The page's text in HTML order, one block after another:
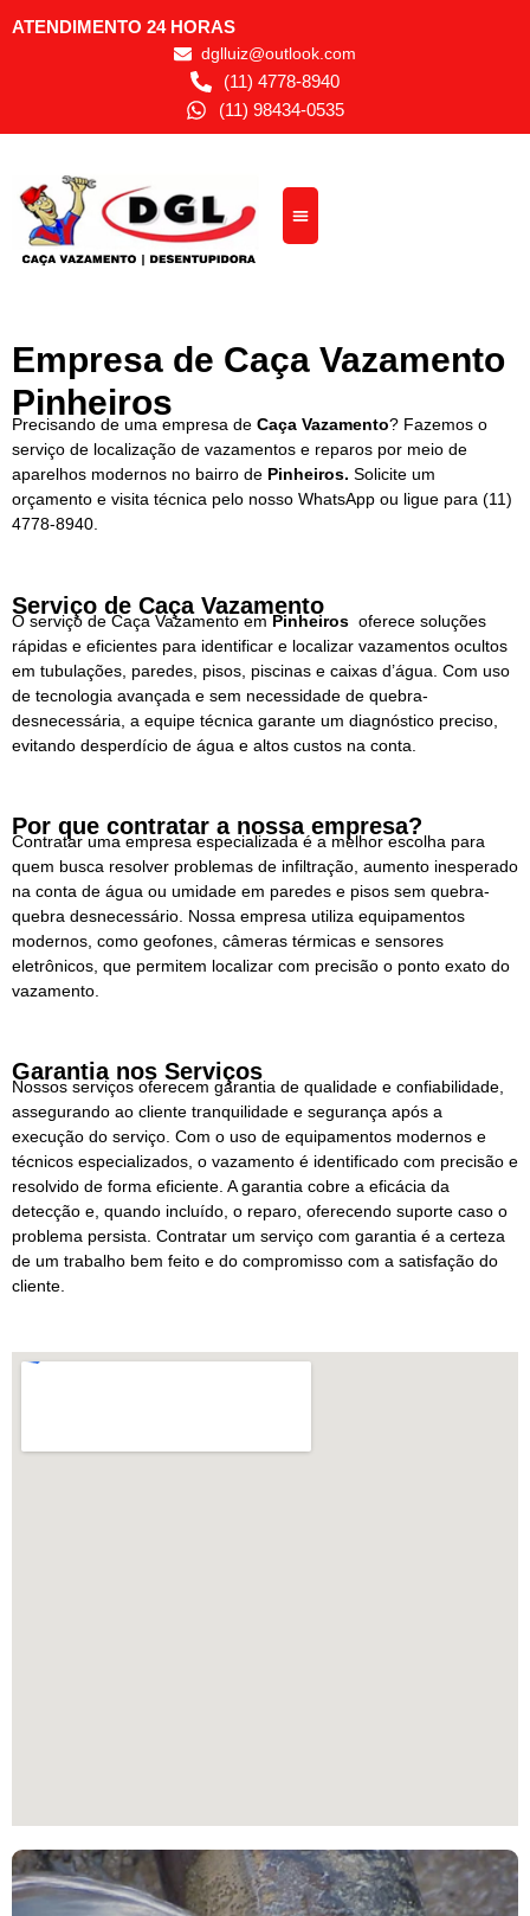
ATENDIMENTO 24 HORAS
dglluiz@outlook.com
(11) 4778-8940
(11) 98434-0535
Empresa de Caça Vazamento
Pinheiros
Precisando de uma empresa de Caça Vazamento? Fazemos o
serviço de localização de vazamentos e reparos por meio de
aparelhos modernos no bairro de Pinheiros. Solicite um
orçamento e visita técnica pelo nosso WhatsApp ou ligue para (11)
4778-8940
Serviço de Caça Vazamento
O serviço de Caça Vazamento emPinheiros oferece soluções
rápidas e eficientes para identificar e localizar vazamentos ocultos
em tubulações, paredes, pisos, piscinas e caixas d’água. Com uso
de tecnologia avançada e sem necessidade de quebra-
desnecessária, a equipe técnica garante um diagnóstico preciso,
evitando desperdício de água e altos custos na conta.
Por que contratar a nossa empresa?
Contratar uma empresa especializada é a melhor escolha para
quem busca resolver problemas de infiltração, aumento inesperado
na conta de água ou umidade em paredes e pisos sem quebra-
quebra desnecessário. Nossa empresa utiliza equipamentos
modernos, como geofones, câmeras térmicas e sensores
eletrônicos, que permitem localizar com precisão o ponto exato do
vazamento.
Garantia nos Serviços
Nossos serviços oferecem garantia de qualidade e confiabilidade,
assegurando ao cliente tranquilidade e segurança após a
execução do serviço. Com o uso de equipamentos modernos e
técnicos especializados, o vazamento é identificado com precisão e
resolvido de forma eficiente. A garantia cobre a eficácia da
detecção e, quando incluído, o reparo, oferecendo suporte caso o
problema persista. Contratar um serviço com garantia é a certeza
de um trabalho bem feito e do compromisso com a satisfação do
cliente.